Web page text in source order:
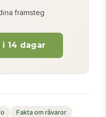
framsteg
i 14 dagar
Fakta om råvaror